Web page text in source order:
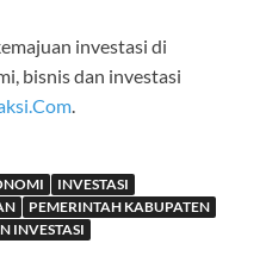
investasi di
bisnis dan investasi
.
INVESTASI
PEMERINTAH KABUPATEN
INVESTASI